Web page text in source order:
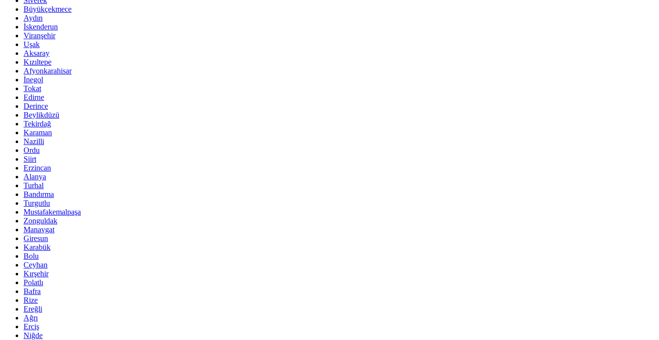
Büyükçekmece
Aydın
İskenderun
Viranşehir
Uşak
Aksaray
Kızıltepe
Afyonkarahisar
İnegol
Tokat
Edirne
Derince
Beylikdüzü
Tekirdağ
Karaman
Nazilli
Ordu
Siirt
Erzincan
Alanya
Turhal
Bandırma
Turgutlu
Mustafakemalpaşa
Zonguldak
Manavgat
Giresun
Karabük
Bolu
Ceyhan
Kırşehir
Polatlı
Bafra
Rize
Ereğli
Ağrı
Erciş
Niğde